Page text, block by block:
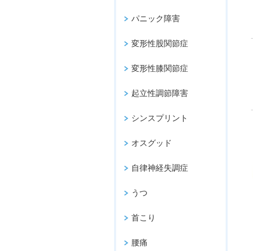
パニック障害
変形性股関節症
変形性膝関節症
起立性調節障害
シンスプリント
オスグッド
自律神経失調症
うつ
首こり
腰痛